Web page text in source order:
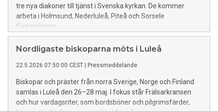
tre nya diakoner till tjänst i Svenska kyrkan. De kommer
arbeta i Holmsund, Nederluleå, Piteå och Sorsele
församlingar.
Nordligaste biskoparna möts i Luleå
22.5.2026 07:50:00 CEST Pressmeddelande
Biskopar och präster från norra Sverige, Norge och Finland
samlas i Luleå den 26–28 maj. I fokus står Frälsarkransen
och hur vardagsriter, som bordsböner och pilgrimsfärder,